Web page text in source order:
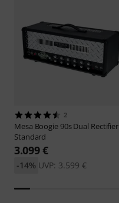
2
Mesa Boogie 90s Dual Rectifier
Standard
3.099 €
UVP: 3.599 €
-14%